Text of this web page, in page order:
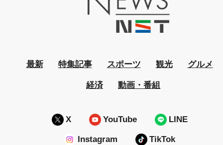
最新 特集記事 スポーツ 観光 グルメ
経済 動画・番組
X YouTube LINE
Instagram TikTok